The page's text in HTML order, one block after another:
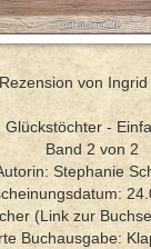
Rezension von
Glückstöchter -
Band 2 von 2
Stephanie
(Link zur
Buchausgabe: